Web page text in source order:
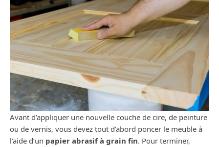
Avant d’appliquer une nouvelle couche de cire, de peinture
ou de vernis, vous devez tout d’abord poncer le meuble à
l’aide d’un papier abrasif à grain fin. Pour terminer,